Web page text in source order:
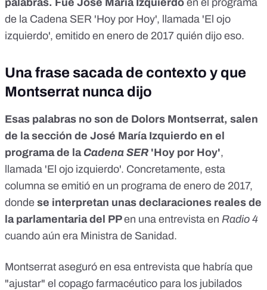
de la Cadena SER 'Hoy por Hoy', llamada 'El ojo
izquierdo', emitido en enero de 2017 quién dijo eso.
Una frase sacada de contexto y que
Montserrat nunca dijo
Esas palabras no son de Dolors Montserrat, salen
de la sección de José María Izquierdo en el
programa de la Cadena SER 'Hoy por Hoy',
llamada 'El ojo izquierdo'. Concretamente, esta
columna se emitió en un programa de enero de 2017,
donde se interpretan unas declaraciones reales de
la parlamentaria del PPen una entrevista en Radio 4
cuando aún era Ministra de Sanidad.
Montserrat aseguró en esa entrevista que habría que
"ajustar" el copago farmacéutico para los jubilados